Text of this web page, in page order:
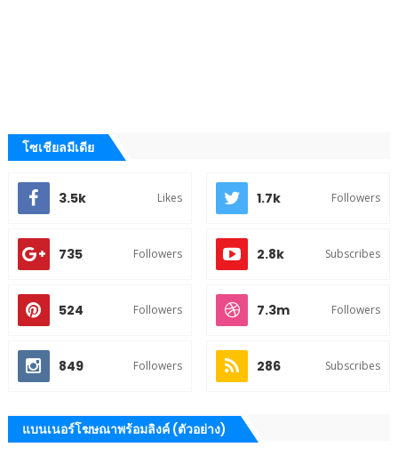
โซเชียลมีเดีย
3.5k Likes 1.7k Followers
735 Followers 2.8k Subscribes
524 Followers 7.3m Followers
849 Followers 286 Subscribes
แบนเนอร์โฆษณาพร้อมลิงค์ (ตัวอย่าง)